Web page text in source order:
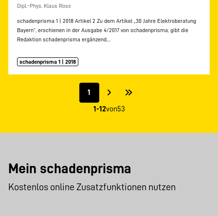
Dipl.-Phys. Klaus Ross
schadenprisma 1 | 2018 Artikel 2 Zu dem Artikel „30 Jahre Elektroberatung
Bayern“, erschienen in der Ausgabe 4/2017 von schadenprisma, gibt die
Redaktion schadenprisma ergänzend…
schadenprisma 1 | 2018
1
1-12von53
Mein schadenprisma
Kostenlos online Zusatzfunktionen nutzen